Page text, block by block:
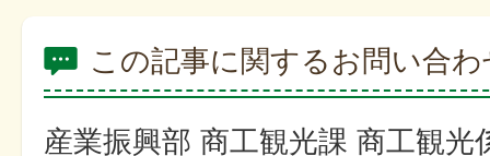
この記事に関するお問い合
産業振興部 商工観光課 商工観光